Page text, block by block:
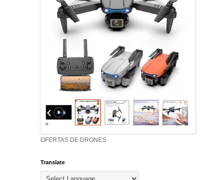
OFERTAS DE DRONES
Translate